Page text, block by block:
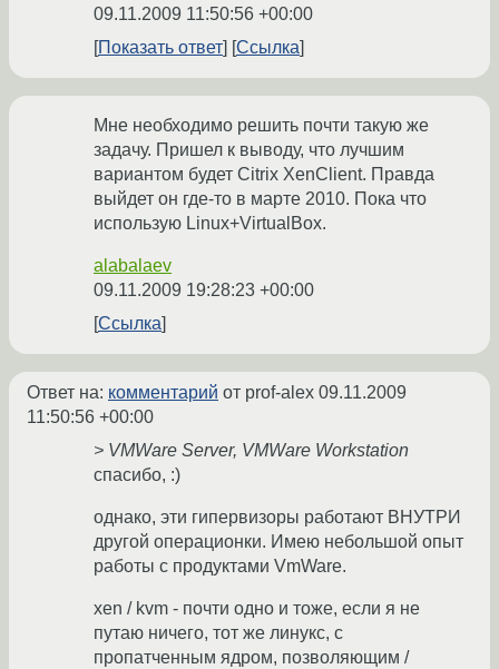
09.11.2009 11:50:56 +00:00
Показать ответ
Ссылка
Мне необходимо решить почти такую же
задачу. Пришел к выводу, что лучшим
вариантом будет Citrix XenClient. Правда
выйдет он где-то в марте 2010. Пока что
использую Linux+VirtualBox.
alabalaev
09.11.2009 19:28:23 +00:00
Ссылка
Ответ на: комментарий от prof-alex 09.11.2009
11:50:56 +00:00
> VMWare Server, VMWare Workstation
спасибо, :)
однако, эти гипервизоры работают ВНУТРИ
другой операционки. Имею небольшой опыт
работы с продуктами VmWare.
xen / kvm - почти одно и тоже, если я не
путаю ничего, тот же линукс, с
пропатченным ядром, позволяющим /